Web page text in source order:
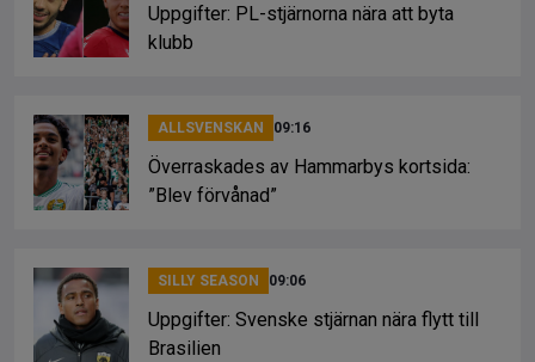
Uppgifter: PL-stjärnorna nära att byta
klubb
ALLSVENSKAN 09:16
Överraskades av Hammarbys kortsida:
”Blev förvånad”
SILLY SEASON 09:06
Uppgifter: Svenske stjärnan nära flytt till
Brasilien